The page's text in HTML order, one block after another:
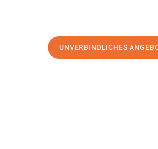
UNVERBINDLICHES